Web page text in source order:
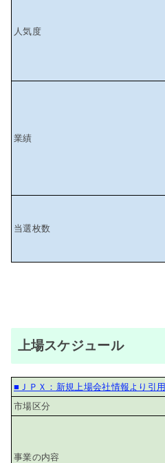
人気度
業績
当選枚数
上場スケジュール
■ＪＰＸ：新規上場会社情報より引用
市場区分
事業の内容